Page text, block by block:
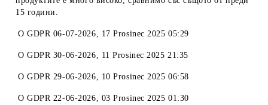
15 години.
OGDPR 06-07-2026, 17 Prosinec 2025 05:29
OGDPR 30-06-2026, 11 Prosinec 2025 21:35
OGDPR 29-06-2026, 10 Prosinec 2025 06:58
OGDPR 22-06-2026, 03 Prosinec 2025 01:30